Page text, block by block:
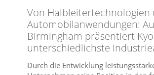
Von Halbleitertechnologien
Automobilanwendungen:
Birmingham präsentiert
unterschiedlichste
Durch die Entwicklung